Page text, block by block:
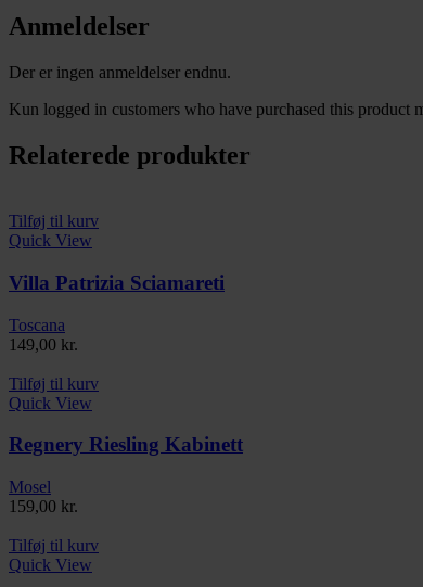
Anmeldelser
Der er ingen anmeldelser endnu.
Kun logged in customers who have purchased this product
Relaterede produkter
Tilføj til kurv
Quick View
Villa Patrizia Sciamareti
Toscana
149,00 kr.
Tilføj til kurv
Quick View
Regnery Riesling Kabinett
Mosel
159,00 kr.
Tilføj til kurv
Quick View